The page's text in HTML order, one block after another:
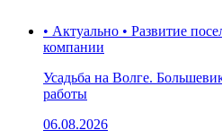
• Актуально • Развитие
компании
Усадьба на Волге.
работы
06.08.2026